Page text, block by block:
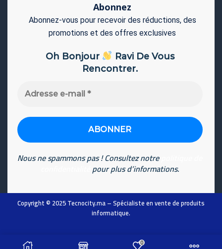
Abonnez
Abonnez-vous pour recevoir des réductions, des
promotions et des offres exclusives
Oh Bonjour
Ravi De Vous
Rencontrer.
Nous ne spammons pas ! Consultez notre
pour plus d’informations.
Copyright © 2025Tecnocity.ma– Spécialiste en vente de produits
informatique.
0